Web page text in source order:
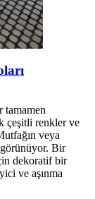
tamamen
çeşitli renkler ve
veya
Bir
dekoratif bir
ve aşınma